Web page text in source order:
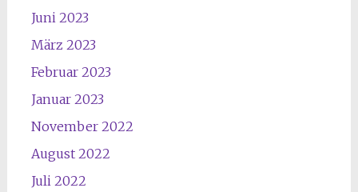
Juni 2023
März 2023
Februar 2023
Januar 2023
November 2022
August 2022
Juli 2022